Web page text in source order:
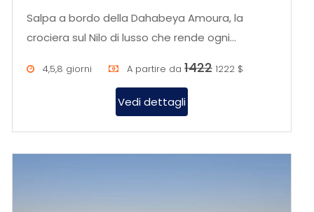
Salpa a bordo della Dahabeya Amoura, la
crociera sul Nilo di lusso che rende ogni
4,5,8 giorni A partire da 1422 1222 $
Vedi dettagli